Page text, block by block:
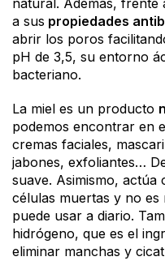
natural. Además, frente
a sus propiedades
abrir los poros
pH de 3,5, su entorno
bacteriano.
La miel es un producto
podemos encontrar en
cremas faciales,
jabones, exfoliantes…
suave. Asimismo, actúa
células muertas y no es
puede usar a diario.
hidrógeno, que es el
eliminar manchas y